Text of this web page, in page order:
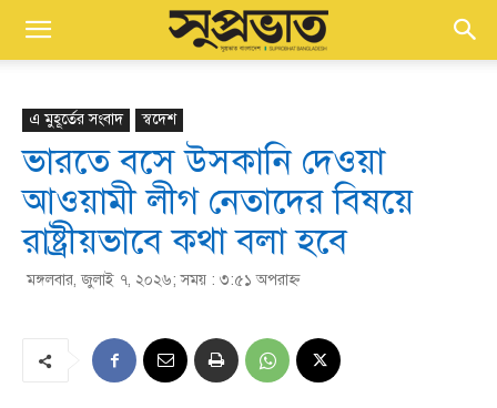
এ মুহূর্তের সংবাদ স্বদেশ
ভারতে বসে উসকানি দেওয়া
আওয়ামী লীগ নেতাদের বিষয়ে
রাষ্ট্রীয়ভাবে কথা বলা হবে
মঙ্গলবার, জুলাই ৭, ২০২৬; সময় : ৩:৫১ অপরাহ্ণ